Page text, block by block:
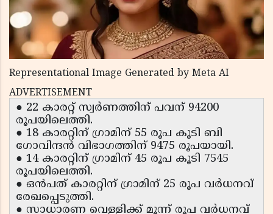
Representational Image Generated by Meta AI
ADVERTISEMENT
● 22 കാരറ്റ് സ്വര്‍ണത്തിന് പവന് 94200
രൂപയിലെത്തി.
● 18 കാരറ്റിന് ഗ്രാമിന് 55 രൂപ കൂടി ബി
ഗോവിന്ദൻ വിഭാഗത്തിന് 9475 രൂപയായി.
● 14 കാരറ്റിന് ഗ്രാമിന് 45 രൂപ കൂടി 7545
രൂപയിലെത്തി.
● ഒൻപത് കാരറ്റിന് ഗ്രാമിന് 25 രൂപ വർധനവ്
രേഖപ്പെടുത്തി.
● സാധാരണ വെള്ളിക്ക് മൂന്ന് രൂപ വർധനവ്